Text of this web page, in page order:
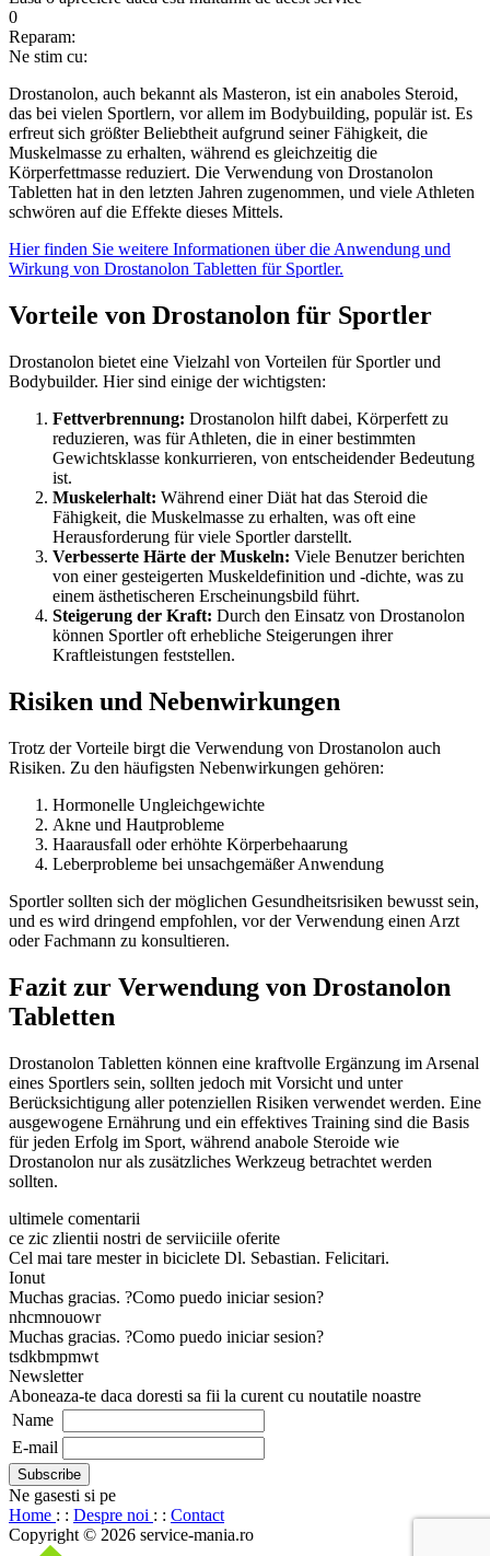
0
Reparam:
Ne stim cu:
Drostanolon, auch bekannt als Masteron, ist ein anaboles Steroid,
das bei vielen Sportlern, vor allem im Bodybuilding, populär ist. Es
erfreut sich größter Beliebtheit aufgrund seiner Fähigkeit, die
Muskelmasse zu erhalten, während es gleichzeitig die
Körperfettmasse reduziert. Die Verwendung von Drostanolon
Tabletten hat in den letzten Jahren zugenommen, und viele Athleten
schwören auf die Effekte dieses Mittels.
Hier finden Sie weitere Informationen über die Anwendung und
Wirkung von Drostanolon Tabletten für Sportler.
Vorteile von Drostanolon für Sportler
Drostanolon bietet eine Vielzahl von Vorteilen für Sportler und
Bodybuilder. Hier sind einige der wichtigsten:
Fettverbrennung: Drostanolon hilft dabei, Körperfett zu
reduzieren, was für Athleten, die in einer bestimmten
Gewichtsklasse konkurrieren, von entscheidender Bedeutung
ist.
Muskelerhalt: Während einer Diät hat das Steroid die
Fähigkeit, die Muskelmasse zu erhalten, was oft eine
Herausforderung für viele Sportler darstellt.
Verbesserte Härte der Muskeln: Viele Benutzer berichten
von einer gesteigerten Muskeldefinition und -dichte, was zu
einem ästhetischeren Erscheinungsbild führt.
Steigerung der Kraft: Durch den Einsatz von Drostanolon
können Sportler oft erhebliche Steigerungen ihrer
Kraftleistungen feststellen.
Risiken und Nebenwirkungen
Trotz der Vorteile birgt die Verwendung von Drostanolon auch
Risiken. Zu den häufigsten Nebenwirkungen gehören:
Hormonelle Ungleichgewichte
Akne und Hautprobleme
Haarausfall oder erhöhte Körperbehaarung
Leberprobleme bei unsachgemäßer Anwendung
Sportler sollten sich der möglichen Gesundheitsrisiken bewusst sein,
und es wird dringend empfohlen, vor der Verwendung einen Arzt
oder Fachmann zu konsultieren.
Fazit zur Verwendung von Drostanolon
Tabletten
Drostanolon Tabletten können eine kraftvolle Ergänzung im Arsenal
eines Sportlers sein, sollten jedoch mit Vorsicht und unter
Berücksichtigung aller potenziellen Risiken verwendet werden. Eine
ausgewogene Ernährung und ein effektives Training sind die Basis
für jeden Erfolg im Sport, während anabole Steroide wie
Drostanolon nur als zusätzliches Werkzeug betrachtet werden
sollten.
ultimele comentarii
ce zic zlientii nostri de serviiciile oferite
Cel mai tare mester in biciclete Dl. Sebastian. Felicitari.
Ionut
Muchas gracias. ?Como puedo iniciar sesion?
nhcmnouowr
Muchas gracias. ?Como puedo iniciar sesion?
tsdkbmpmwt
Newsletter
Aboneaza-te daca doresti sa fii la curent cu noutatile noastre
Name
E-mail
Ne gasesti si pe
Home : : Despre noi : : Contact
Copyright © 2026 service-mania.ro